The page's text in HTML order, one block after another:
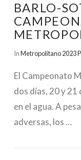
BARLO-
InMetropolitano 2023
El Campeonato
dos días, 20 y 21
en el agua. A
adversas, los …